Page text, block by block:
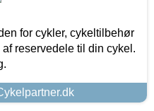
for cykler, cykeltilbehør
reservedele til din cykel.